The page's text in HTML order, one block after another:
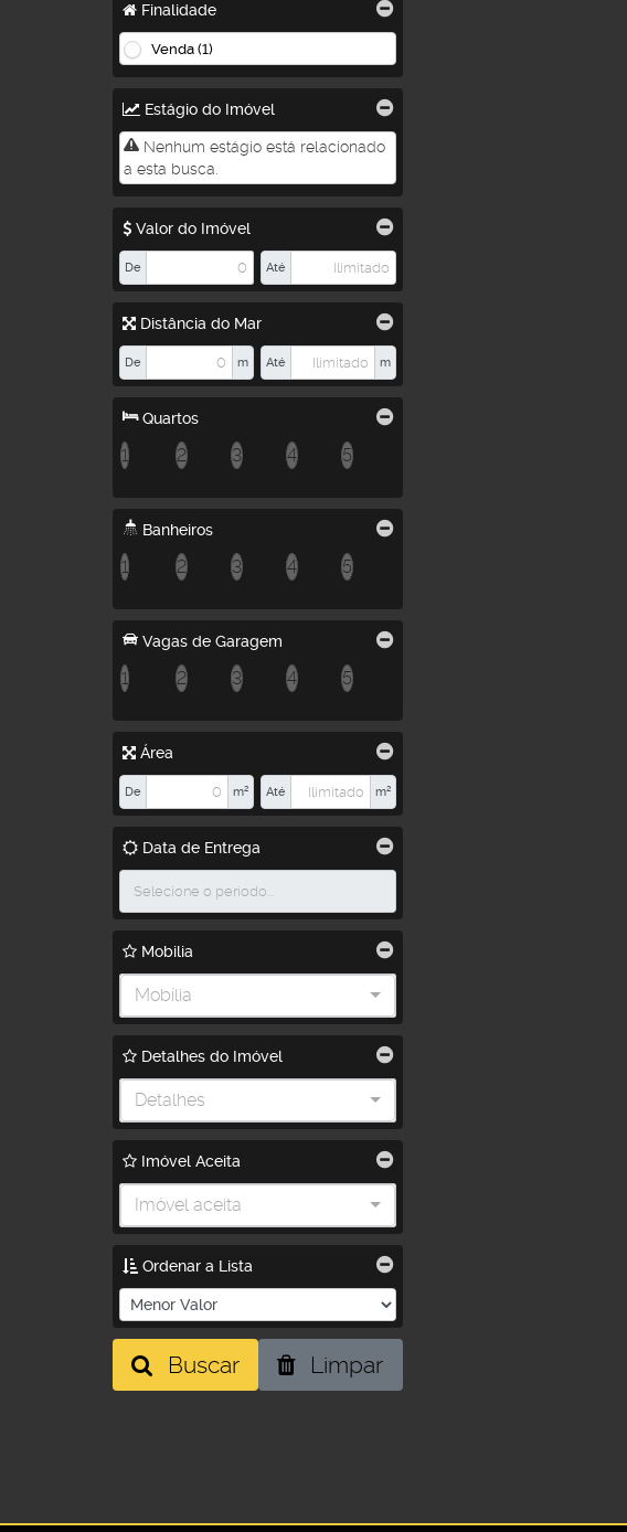
Finalidade
Venda (1)
Estágio do Imóvel
Nenhum estágio está relacionado
a esta busca.
Valor do Imóvel
De Até
Distância do Mar
De m Até m
Quartos
1 2 3 4 5
Banheiros
1 2 3 4 5
Vagas de Garagem
1 2 3 4 5
Área
De m² Até m²
Data de Entrega
Mobilia
Mobília
Detalhes do Imóvel
Detalhes
Imóvel Aceita
Imóvel aceita
Ordenar a Lista
Buscar Limpar